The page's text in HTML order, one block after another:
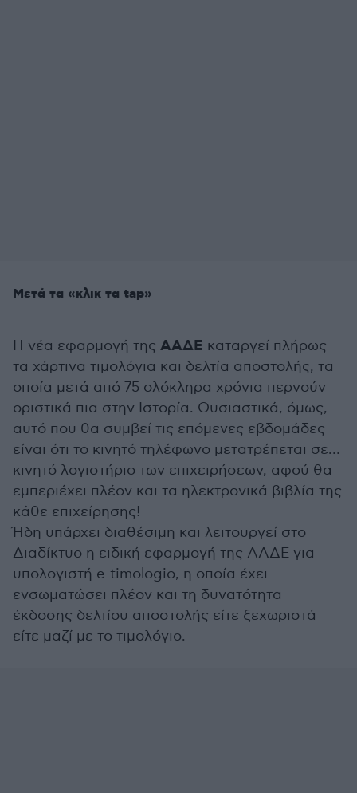
Μετά τα «κλικ τα tap»
Η νέα εφαρμογή της ΑΑΔΕ καταργεί πλήρως
τα χάρτινα τιμολόγια και δελτία αποστολής, τα
οποία μετά από 75 ολόκληρα χρόνια περνούν
οριστικά πια στην Ιστορία. Ουσιαστικά, όμως,
αυτό που θα συμβεί τις επόμενες εβδομάδες
είναι ότι το κινητό τηλέφωνο μετατρέπεται σε…
κινητό λογιστήριο των επιχειρήσεων, αφού θα
εμπεριέχει πλέον και τα ηλεκτρονικά βιβλία της
κάθε επιχείρησης!
Ήδη υπάρχει διαθέσιμη και λειτουργεί στο
Διαδίκτυο η ειδική εφαρμογή της ΑΑΔΕ για
υπολογιστή e-timologio, η οποία έχει
ενσωματώσει πλέον και τη δυνατότητα
έκδοσης δελτίου αποστολής είτε ξεχωριστά
είτε μαζί με το τιμολόγιο.